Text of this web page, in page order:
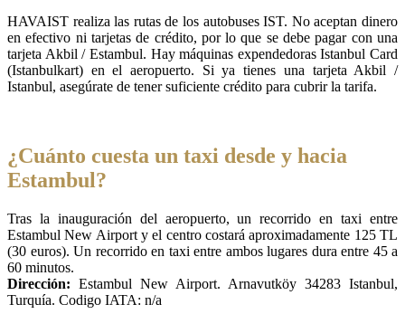
HAVAIST realiza las rutas de los autobuses IST. No aceptan dinero
en efectivo ni tarjetas de crédito, por lo que se debe pagar con una
tarjeta Akbil / Estambul. Hay máquinas expendedoras Istanbul Card
(Istanbulkart) en el aeropuerto. Si ya tienes una tarjeta Akbil /
Istanbul, asegúrate de tener suficiente crédito para cubrir la tarifa.
¿Cuánto cuesta un taxi desde y hacia
Estambul?
Tras la inauguración del aeropuerto, un recorrido en taxi entre
Estambul New Airport y el centro costará aproximadamente 125 TL
(30 euros). Un recorrido en taxi entre ambos lugares dura entre 45 a
60 minutos.
Dirección: Estambul New Airport. Arnavutköy 34283 Istanbul,
Turquía. Codigo IATA: n/a